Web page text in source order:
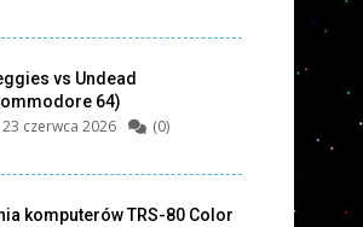
vs Undead
64)
23 czerwca 2026 (0)
komputerów TRS-80 Color